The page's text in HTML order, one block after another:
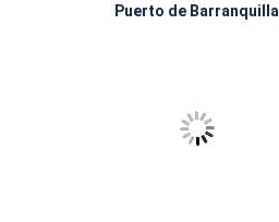
Puerto de Barranquilla